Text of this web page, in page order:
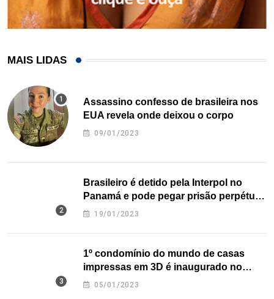
MAIS LIDAS
Assassino confesso de brasileira nos
EUA revela onde deixou o corpo
09/01/2023
Brasileiro é detido pela Interpol no
Panamá e pode pegar prisão perpétua
nos EUA
19/01/2023
1º condomínio do mundo de casas
impressas em 3D é inaugurado no
Texas
05/01/2023